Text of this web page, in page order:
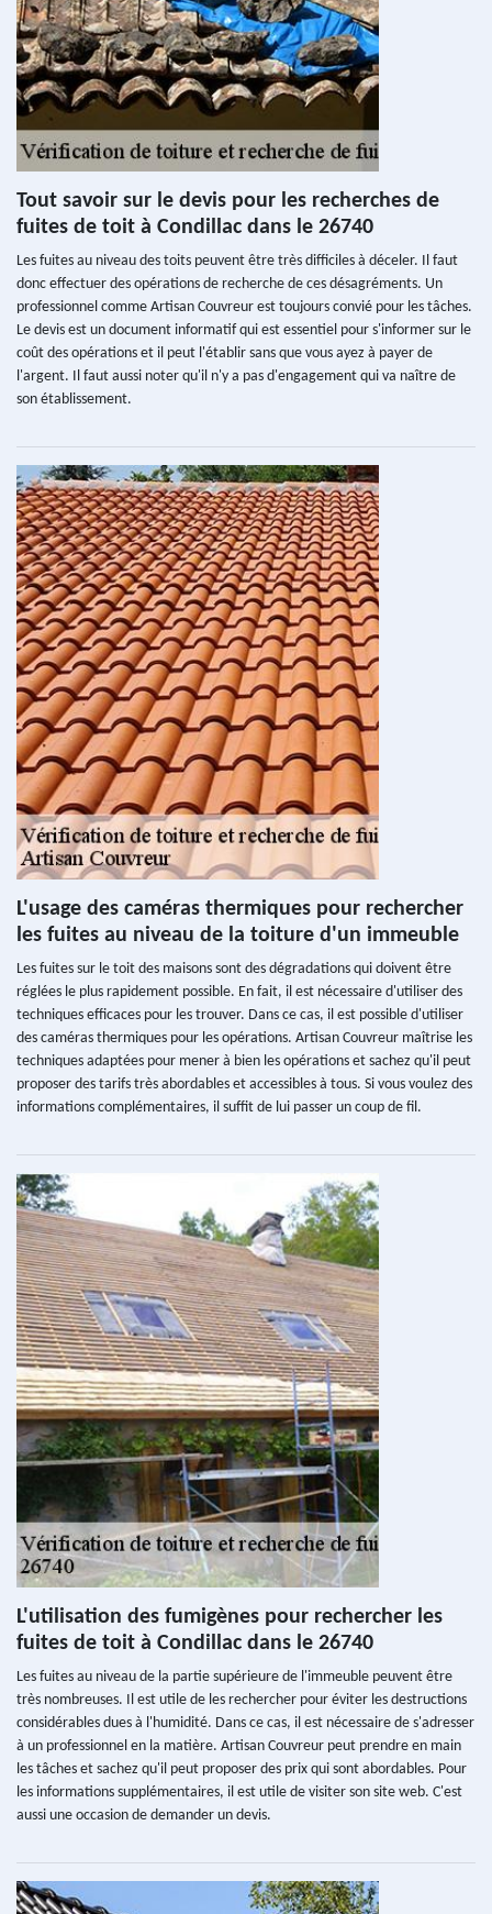
Tout savoir sur le devis pour les recherches de
fuites de toit à Condillac dans le 26740
Les fuites au niveau des toits peuvent être très difficiles à déceler. Il faut
donc effectuer des opérations de recherche de ces désagréments. Un
professionnel comme Artisan Couvreur est toujours convié pour les tâches.
Le devis est un document informatif qui est essentiel pour s'informer sur le
coût des opérations et il peut l'établir sans que vous ayez à payer de
l'argent. Il faut aussi noter qu'il n'y a pas d'engagement qui va naître de
son établissement.
L'usage des caméras thermiques pour rechercher
les fuites au niveau de la toiture d'un immeuble
Les fuites sur le toit des maisons sont des dégradations qui doivent être
réglées le plus rapidement possible. En fait, il est nécessaire d'utiliser des
techniques efficaces pour les trouver. Dans ce cas, il est possible d'utiliser
des caméras thermiques pour les opérations. Artisan Couvreur maîtrise les
techniques adaptées pour mener à bien les opérations et sachez qu'il peut
proposer des tarifs très abordables et accessibles à tous. Si vous voulez des
informations complémentaires, il suffit de lui passer un coup de fil.
L'utilisation des fumigènes pour rechercher les
fuites de toit à Condillac dans le 26740
Les fuites au niveau de la partie supérieure de l'immeuble peuvent être
très nombreuses. Il est utile de les rechercher pour éviter les destructions
considérables dues à l'humidité. Dans ce cas, il est nécessaire de s'adresser
à un professionnel en la matière. Artisan Couvreur peut prendre en main
les tâches et sachez qu'il peut proposer des prix qui sont abordables. Pour
les informations supplémentaires, il est utile de visiter son site web. C'est
aussi une occasion de demander un devis.